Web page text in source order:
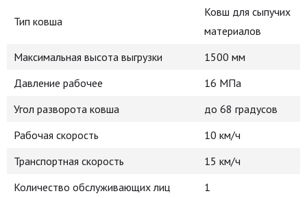
Тип ковша
Ковш для сыпучих
материалов
Максимальная высота выгрузки
1500 мм
Давление рабочее
16 МПа
Угол разворота ковша
до 68 градусов
Рабочая скорость
10 км/ч
Транспортная скорость
15 км/ч
Количество обслуживающих лиц
1